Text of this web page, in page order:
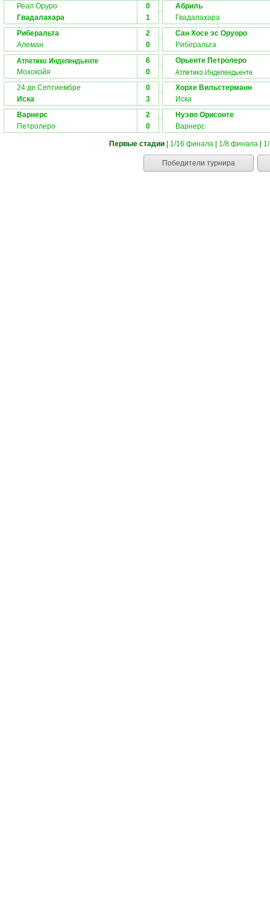
Реал Оруро
0
Гвадалахара
1
Абриль
Гвадалахара
Риберальта
2
Алеман
0
Сан Хосе эс Оруоро
Риберальта
Атлетико Индепендьенте
6
Мохокойя
0
Орьенте Петролеро
Атлетико Индепендьенте
24 де Септиембре
0
Иска
3
Хорхе Вильстерманн
Иска
Варнерс
2
Петролеро
0
Нуэво Орисонте
Варнерс
Первые стадии| 1/16 финала| 1/8 финала|
Победители турнира